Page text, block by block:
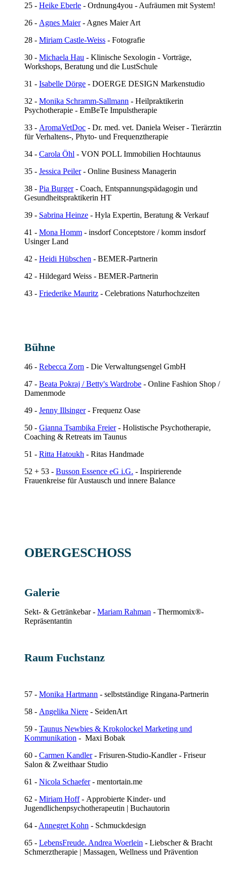
25 - Heike Eberle - Ordnung4you - Aufräumen mit System!
26 - Agnes Maier- Agnes Maier Art
28 - Miriam Castle-Weiss - Fotografie
30 - Michaela Hau - Klinische Sexologin - Vorträge,
Workshops, Beratung und die LustSchule
31 - Isabelle Dörge - DOERGE DESIGN Markenstudio
32 - Monika Schramm-Sallmann - Heilpraktikerin
Psychotherapie - EmBeTe Impulstherapie
33 - AromaVetDoc - Dr. med. vet. Daniela Weiser - Tierärztin
für Verhaltens-, Phyto- und Frequenztherapie
34 - Carola Öhl - VON POLL Immobilien Hochtaunus
35 - Jessica Peiler- Online Business Managerin
38 - Pia Burger- Coach, Entspannungspädagogin und
Gesundheitspraktikerin HT
39 - Sabrina Heinze - Hyla Expertin, Beratung & Verkauf
41 - Mona Homm - insdorf Conceptstore / komm insdorf
Usinger Land
42 - Heidi Hübschen - BEMER-Partnerin
42 - Hildegard Weiss - BEMER-Partnerin
43 - Friederike Mauritz - Celebrations Naturhochzeiten
Bühne
46 - Rebecca Zorn - Die Verwaltungsengel GmbH
47 - Beata Pokraj / Betty's Wardrobe - Online Fashion Shop /
Damenmode
49 - Jenny Illsinger- Frequenz Oase
50 - Gianna Tsambika Freier- Holistische Psychotherapie,
Coaching & Retreats im Taunus
51 - Ritta Hatoukh - Ritas Handmade
52 + 53 - Busson Essence eG i.G. - Inspirierende
Frauenkreise für Austausch und innere Balance
OBERGESCHOSS
Galerie
Sekt- & Getränkebar - Mariam Rahman - Thermomix®-
Repräsentantin
Raum Fuchstanz
57 - Monika Hartmann - selbstständige Ringana-Partnerin
58 - Angelika Niere - SeidenArt
59 - Taunus Newbies & Krokolockel Marketing und
Kommunikation - Maxi Bobak
60 - Carmen Kandler- Frisuren-Studio-Kandler - Friseur
Salon & Zweithaar Studio
61 - Nicola Schaefer- mentortain.me
62 - Miriam Hoff- Approbierte Kinder- und
Jugendlichenpsychotherapeutin | Buchautorin
64 - Annegret Kohn - Schmuckdesign
65 - LebensFreude. Andrea Woerlein - Liebscher & Bracht
Schmerztherapie | Massagen, Wellness und Prävention